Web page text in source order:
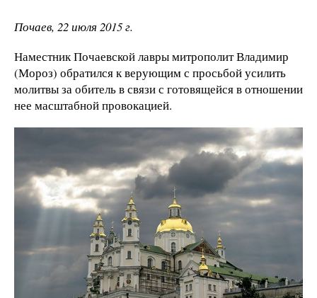
Почаев, 22 июля 2015 г.
Наместник Почаевской лавры митрополит Владимир
(Мороз) обратился к верующим с просьбой усилить
молитвы за обитель в связи с готовящейся в отношении
нее масштабной провокацией.